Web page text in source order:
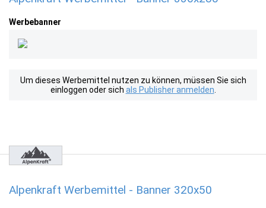
Werbebanner
Um dieses Werbemittel nutzen zu können, müssen Sie sich
einloggen oder sich als Publisher anmelden
Alpenkraft Werbemittel - Banner 320x50